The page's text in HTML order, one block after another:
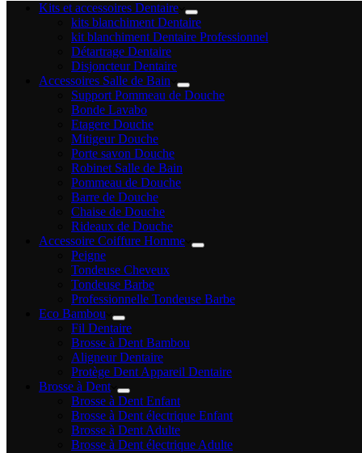
Kits et accessoires Dentaire
kits blanchiment Dentaire
kit blanchiment Dentaire Professionnel
Détartrage Dentaire
Disjoncteur Dentaire
Accessoires Salle de Bain
Support Pommeau de Douche
Bonde Lavabo
Etagere Douche
Mitigeur Douche
Porte savon Douche
Robinet Salle de Bain
Pommeau de Douche
Barre de Douche
Chaise de Douche
Rideaux de Douche
Accessoire Coiffure Homme
Peigne
Tondeuse Cheveux
Tondeuse Barbe
Professionnelle Tondeuse Barbe
Eco Bambou
Fil Dentaire
Brosse à Dent Bambou
Aligneur Dentaire
Protège Dent Appareil Dentaire
Brosse à Dent
Brosse à Dent Enfant
Brosse à Dent électrique Enfant
Brosse à Dent Adulte
Brosse à Dent électrique Adulte